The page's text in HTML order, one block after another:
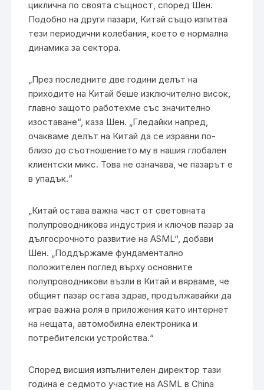
циклична по своята същност, според Шен.
Подобно на други пазари, Китай също изпитва
тези периодични колебания, което е нормална
динамика за сектора.
„През последните две години делът на
приходите на Китай беше изключително висок,
главно защото работехме със значително
изоставане“, каза Шен. „Гледайки напред,
очакваме делът на Китай да се изравни по-
близо до съотношението му в нашия глобален
клиентски микс. Това не означава, че пазарът е
в упадък.“
„Китай остава важна част от световната
полупроводникова индустрия и ключов пазар за
дългосрочното развитие на ASML“, добави
Шен. „Поддържаме фундаментално
положителен поглед върху основните
полупроводникови възли в Китай и вярваме, че
общият пазар остава здрав, продължавайки да
играе важна роля в приложения като интернет
на нещата, автомобилна електроника и
потребителски устройства.“
Според висшия изпълнителен директор тази
година е седмото участие на ASML в China